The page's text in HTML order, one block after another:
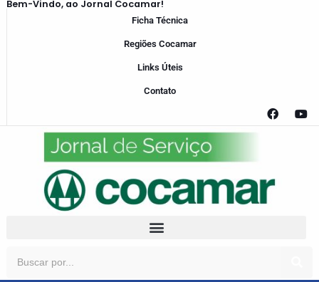
Bem-Vindo, ao Jornal Cocamar!
Ficha Técnica
Regiões Cocamar
Links Úteis
Contato